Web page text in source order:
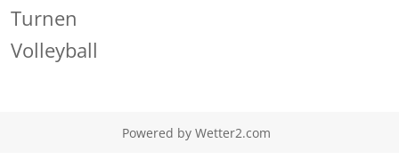
Turnen
Volleyball
Powered by Wetter2.com